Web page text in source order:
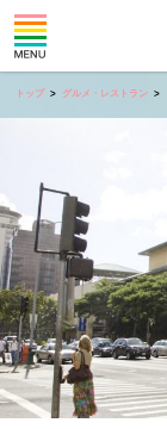
トップ グルメ・レストラン